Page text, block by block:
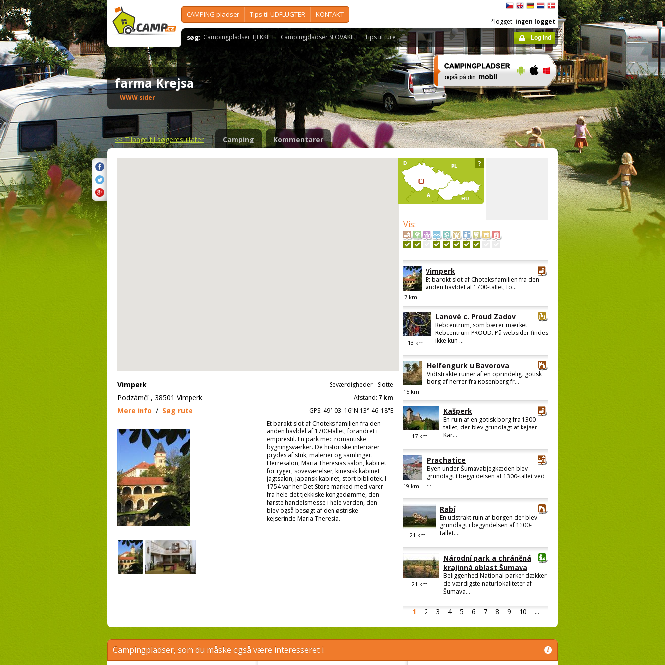
CAMPING pladser Tips til UDFLUGTER KONTAKT
søg: Campingpladser TJEKKIET Campingpladser SLOVAKIET Tips til ture
*logget: ingen logget
Log ind
farma Krejsa
WWW sider
<<Tilbage til søgeresultater Camping Kommentarer
?
Vimperk
Podzámčí , 38501 Vimperk
Mere info / Søg rute
Seværdigheder - Slotte
Afstand: 7 km
GPS: 49° 03' 16"N 13° 46' 18"E
Et barokt slot af Choteks familien fra den
anden havldel af 1700-tallet, forandret i
empirestil. En park med romantiske
bygningsværker. De historiske interiører
prydes af stuk, malerier og samlinger.
Herresalon, Maria Theresias salon, kabinet
for ryger, soveværelser, kinesisk kabinet,
jagtsalon, japansk kabinet, stort bibliotek. I
1754 var her Det Store marked med varer
fra hele det tjekkiske kongedømme, den
første handelsmesse i hele verden, den
blev også besøgt af den østriske
kejserinde Maria Theresia.
Vis:
1 2 3 4 5 6 7 8 9 10 ...
7km
Vimperk
Et barokt slot af Choteks familien fra den
anden havldel af 1700-tallet, fo...
13 km
Lanové c. Proud Zadov
Rebcentrum, som bærer mærket
Rebcentrum PROUD. På websider findes
ikke kun ...
15 km
Helfengurk u Bavorova
Vidtstrakte ruiner af en oprindeligt gotisk
borg af herrer fra Rosenberg fr...
17km
Kašperk
En ruin af en gotisk borg fra 1300-
tallet, der blev grundlagt af kejser
Kar...
19 km
Prachatice
Byen under Šumavabjegkæden blev
grundlagt i begyndelsen af 1300-tallet ved
...
21 km
Rabí
En udstrakt ruin af borgen der blev
grundlagt i begyndelsen af 1300-
tallet....
21 km
Národní park a chráněná
krajinná oblast Šumava
Beliggenhed National parker dækker
de værdigste naturlokaliteter af
Šumava...
Campingpladser, som du måske også være interesseret i